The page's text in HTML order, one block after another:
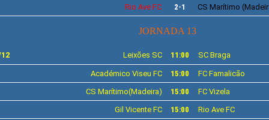
Rio Ave FC 2-1 CS Marítimo
JORNADA 13
Leixões SC 11:00 SCBraga
Académico Viseu FC 15:00 FCFamalicão
CS Marítimo(Madeira) 15:00 FCVizela
Gil VicenteFC 15:00 Rio AveFC